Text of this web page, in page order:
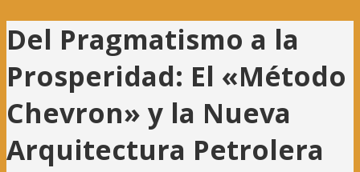
Del Pragmatismo a la
Prosperidad: El «Método
Chevron» y la Nueva
Arquitectura Petrolera